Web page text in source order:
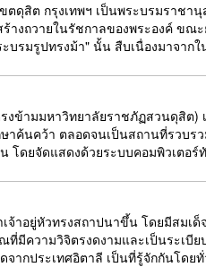
สิต กรุงเทพฯ เป็นพระบรมราชานุ
างถวายในรัชกาลของพระองค์ ขณ
บรมรูปทรงม้า" นั้น สืบเนื่องมาจาก
งข้ามมหาวิทยาลัยราชภัฏสวนดุสิต
ค้นคว้า ตลอดจนเป็นสถานที่รวบร
โดยจัดแสดงด้วยระบบคอมพิวเตอ
าอยู่หัวทรงสถาปนาขึ้น โดยมีสมเด็
ความวิจิตรงดงามและเป็นระเบีย
กประเทศอิตาลี เป็นที่รู้จักกันโดย